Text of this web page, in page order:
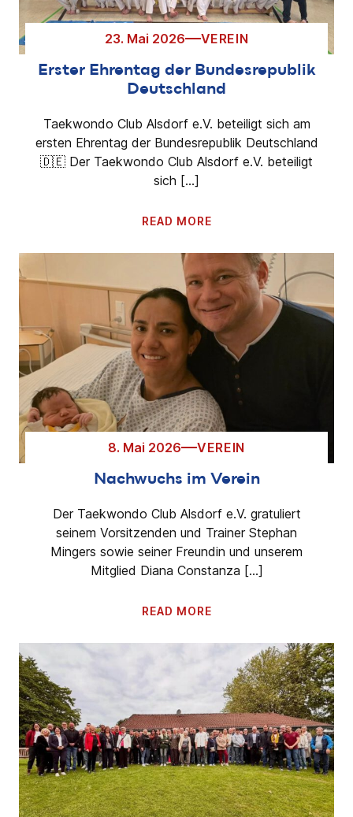
23. Mai 2026 VEREIN
Erster Ehrentag der Bundesrepublik
Deutschland
Taekwondo Club Alsdorf e.V. beteiligt sich am
ersten Ehrentag der Bundesrepublik Deutschland
🇩🇪 Der Taekwondo Club Alsdorf e.V. beteiligt
sich […]
READ MORE
8. Mai 2026 VEREIN
Nachwuchs im Verein
Der Taekwondo Club Alsdorf e.V. gratuliert
seinem Vorsitzenden und Trainer Stephan
Mingers sowie seiner Freundin und unserem
Mitglied Diana Constanza […]
READ MORE